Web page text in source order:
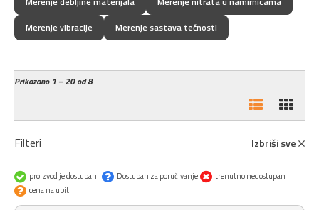
Merenje vibracije
Merenje sastava tečnosti
Prikazano1 – 20 od 8
Filteri Izbriši sve
proizvod je dostupan Dostupan za poručivanje
trenutno nedostupan
cena na upit